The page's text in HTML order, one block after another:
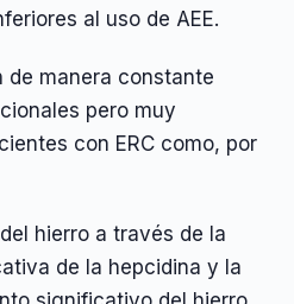
al uso de AEE.
de manera constante
pero muy
con ERC como, por
hierro a través de la
de la hepcidina y la